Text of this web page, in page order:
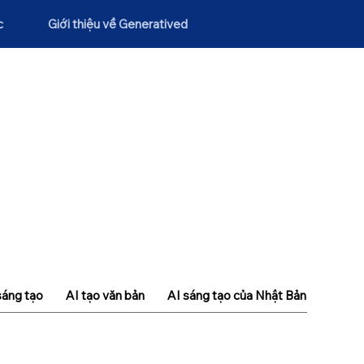
Giới thiệu về Generatived
tạo AI tạo văn bản AI sáng tạo của Nhật Bản